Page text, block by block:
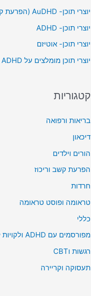
o
:
יוצרי תוכן- AuDHD (הפרעת קשב ואוטיזם יחד)
יוצרי תוכן- ADHD
יוצרי תוכן- אוטיזם
יוצרי תוכן מומלצים על ADHD ואוטיזם
קטגוריות
בריאות ורפואה
דיכאון
הורים וילדים
הפרעת קשב וריכוז
חרדות
טראומה ופוסט טראומה
כללי
מפורסמים עם ADHD ולקויות למידה
רגשות וCBT
תעסוקה וקריירה